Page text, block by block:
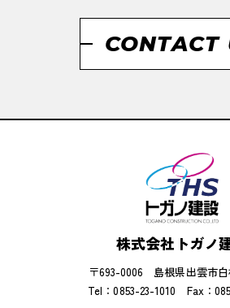
CONTACT
株式会社トガノ
〒693-0006 島根県出雲市白
Tel：0853-23-1010 Fax：